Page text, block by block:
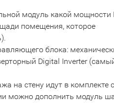
модуль какой
помещения, которое
блока:
Digital Inverter
на стену идут в комплекте с
можно дополнить модуль